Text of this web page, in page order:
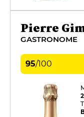
Pierre
GASTRONOME
95/100